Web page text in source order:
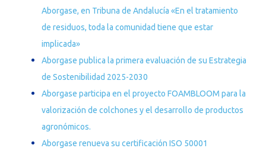
Aborgase, en Tribuna de Andalucía «En el tratamiento
de residuos, toda la comunidad tiene que estar
implicada»
Aborgase publica la primera evaluación de su Estrategia
de Sostenibilidad 2025-2030
Aborgase participa en el proyecto FOAMBLOOM para la
valorización de colchones y el desarrollo de productos
agronómicos.
Aborgase renueva su certificación ISO 50001